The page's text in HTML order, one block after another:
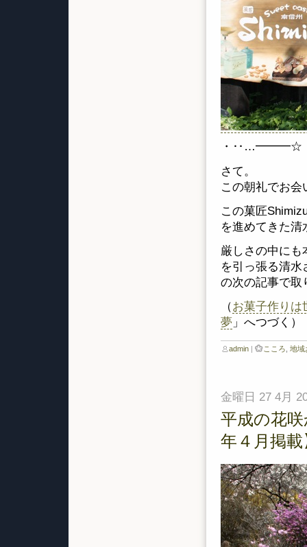
・
さて。
この朝礼でお
この菓匠
を進めてきた
厳しさの中にも
を引っ張る清
の次の記事で取
（お菓子作りは
夢 」へつづく）
admin | こころ ,地域
金曜日 27 4月
平成の花
年４月掲載